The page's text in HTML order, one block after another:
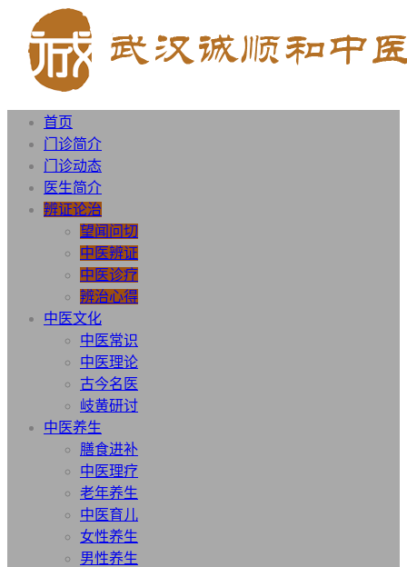
首页
门诊简介
门诊动态
医生简介
辨证论治
望闻问切
中医辨证
中医诊疗
辨治心得
中医文化
中医常识
中医理论
古今名医
岐黄研讨
中医养生
膳食进补
中医理疗
老年养生
中医育儿
女性养生
男性养生